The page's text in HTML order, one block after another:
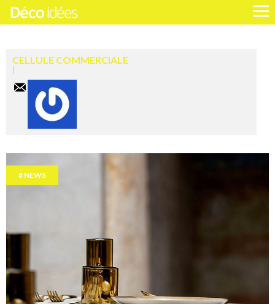
CELLULE COMMERCIALE
NEWS